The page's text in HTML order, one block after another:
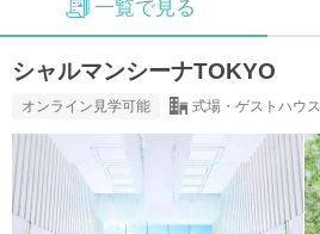
一覧で見る
シャルマンシーナTOKYO
オンライン見学可能 式場・ゲストハウス